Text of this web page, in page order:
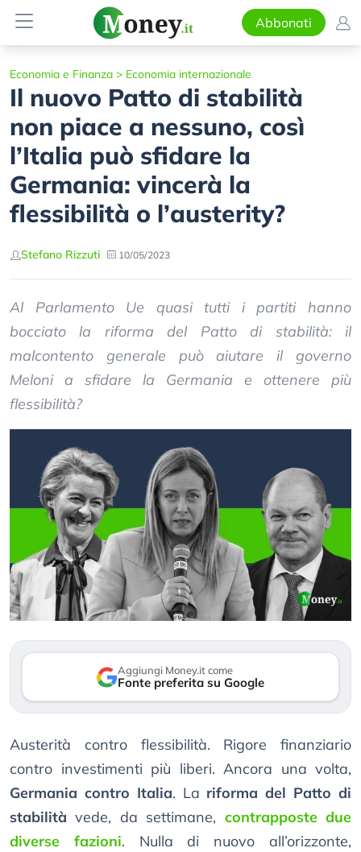
Abbonati
Economia e Finanza > Economia internazionale
Il nuovo Patto di stabilità
non piace a nessuno, così
l’Italia può sfidare la
Germania: vincerà la
flessibilità o l’austerity?
Stefano Rizzuti 10/05/2023
Al Parlamento Ue quasi tutti i partiti hanno
bocciato la riforma del Patto di stabilità: il
malcontento generale può aiutare il governo
Meloni a sfidare la Germania e ottenere più
flessibilità?
Aggiungi Money.it come
Fonte preferita su Google
Austerità contro flessibilità. Rigore finanziario
contro investimenti più liberi. Ancora una volta,
Germania contro Italia. La riforma del Patto di
stabilità vede, da settimane, contrapposte due
diverse fazioni. Nulla di nuovo all’orizzonte,